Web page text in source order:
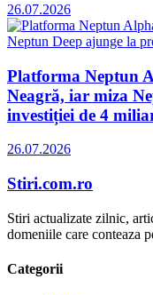
26.07.2026
Platforma Neptun
Neagră, iar miza
investiției de 4
26.07.2026
Stiri.com.ro
Stiri actualizate zilnic,
domeniile care conteaza
Categorii